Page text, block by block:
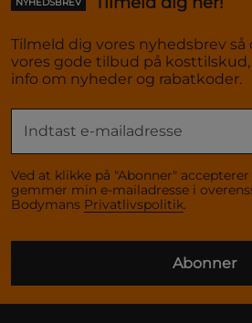
Tilmeld dig vores nyhedsbrev så
vores gode tilbud på
info om nyheder og rabatkoder.
Ved at klikke på "Abonner"
gemmer min e-mailadresse i
Bodymans Privatlivspolitik.
Abonner